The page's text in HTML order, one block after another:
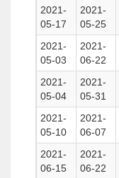
2021-
05-17
2021-
05-25
2021-
05-03
2021-
06-22
2021-
05-04
2021-
05-31
2021-
05-10
2021-
06-07
2021-
06-15
2021-
06-22